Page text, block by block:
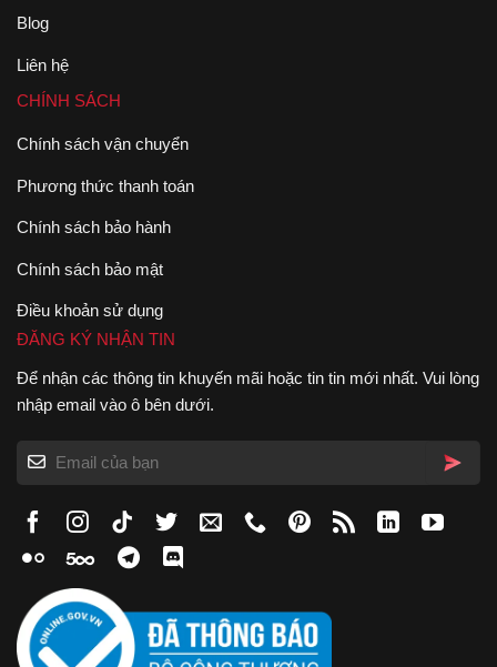
Blog
Liên hệ
CHÍNH SÁCH
Chính sách vận chuyển
Phương thức thanh toán
Chính sách bảo hành
Chính sách bảo mật
Điều khoản sử dụng
ĐĂNG KÝ NHẬN TIN
Để nhận các thông tin khuyến mãi hoặc tin tin mới nhất. Vui lòng
nhập email vào ô bên dưới.